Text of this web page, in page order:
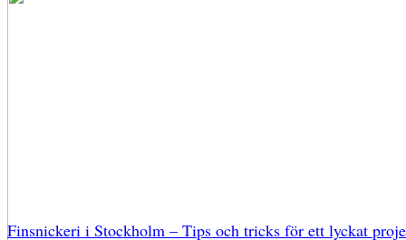
Finsnickeri i Stockholm – Tips och tricks för ett lyckat